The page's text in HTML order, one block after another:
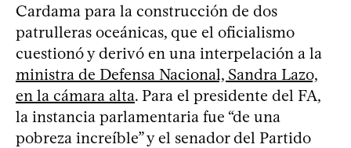
Cardama para la construcción de dos
patrulleras oceánicas, que el oficialismo
cuestionó y derivó en una interpelación a la
ministra de Defensa Nacional, Sandra Lazo,
en la cámara alta. Para el presidente del FA,
la instancia parlamentaria fue “de una
pobreza increíble” y el senador del Partido